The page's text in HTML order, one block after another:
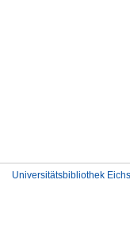
Universitätsbibliothek